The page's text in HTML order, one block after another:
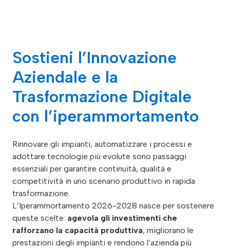
Sostieni l’Innovazione
Aziendale e la
Trasformazione Digitale
con l’iperammortamento
Rinnovare gli impianti, automatizzare i processi e
adottare tecnologie più evolute sono passaggi
essenziali per garantire continuità, qualità e
competitività in uno scenario produttivo in rapida
trasformazione.
L’Iperammortamento 2026-2028 nasce per sostenere
queste scelte: agevola gli investimenti che
rafforzano la capacità produttiva, migliorano le
prestazioni degli impianti e rendono l’azienda più